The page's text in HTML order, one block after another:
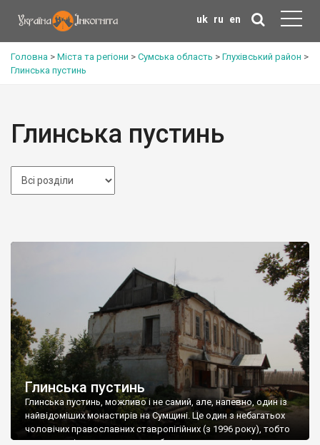
uk ru en
Головна > Міста та регіони > Сумська область > Глухівський район >
Глинська пустинь
Глинська пустинь
Глинська пустинь
Глинська пустинь, можливо і не самий, але, напевно, один із
найвідоміших монастирів на Сумщині. Це один з небагатьох
чоловічих православних ставропігійних (з 1996 року), тобто
таких, що підпорядковуються безпосередньо патріарху, а не